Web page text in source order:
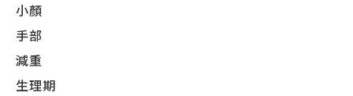
小顏
手部
減重
生理期